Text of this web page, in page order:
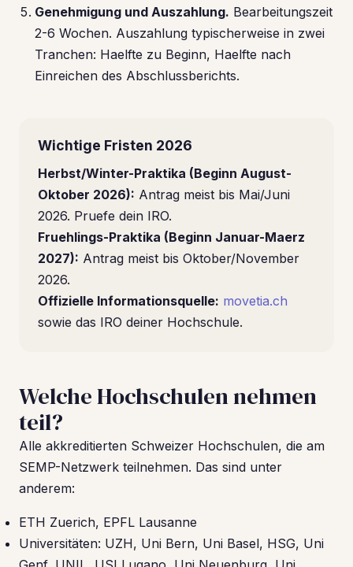
Genehmigung und Auszahlung. Bearbeitungszeit
2-6 Wochen. Auszahlung typischerweise in zwei
Tranchen: Haelfte zu Beginn, Haelfte nach
Einreichen des Abschlussberichts.
Wichtige Fristen 2026
Herbst/Winter-Praktika (Beginn August-
Oktober 2026): Antrag meist bis Mai/Juni
2026. Pruefe dein IRO.
Fruehlings-Praktika (Beginn Januar-Maerz
2027): Antrag meist bis Oktober/November
2026.
Offizielle Informationsquelle: movetia.ch
sowie das IRO deiner Hochschule.
Welche Hochschulen nehmen
teil?
Alle akkreditierten Schweizer Hochschulen, die am
SEMP-Netzwerk teilnehmen. Das sind unter
anderem:
ETH Zuerich, EPFL Lausanne
Universitäten: UZH, Uni Bern, Uni Basel, HSG, Uni